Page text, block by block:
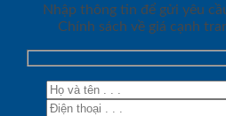
Nhập thông tin để gửi yêu
Chính sách về giá cạnh